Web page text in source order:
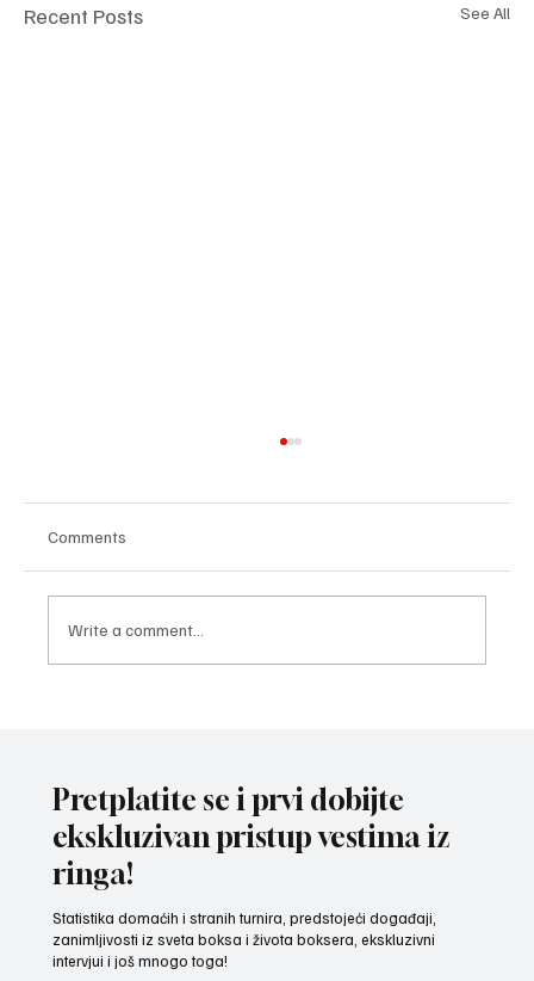
Recent Posts See All
Comments
Write a comment...
Pretplatite se i prvi dobijte
ekskluzivan pristup vestima iz
ringa!
Statistika domaćih i stranih turnira, predstojeći događaji,
zanimljivosti iz sveta boksa i života boksera, ekskluzivni
intervjui i još mnogo toga!